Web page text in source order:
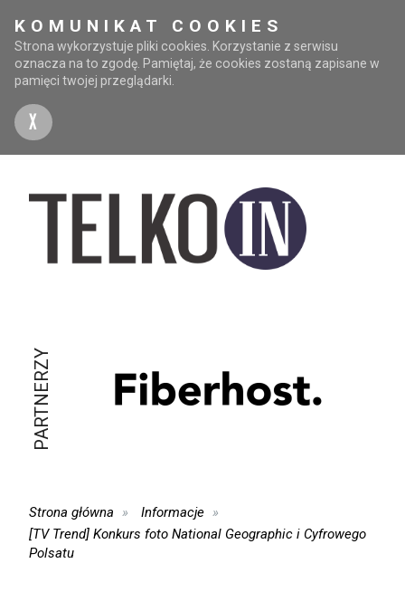
KOMUNIKAT COOKIES
Strona wykorzystuje pliki cookies. Korzystanie z serwisu
oznacza na to zgodę. Pamiętaj, że cookies zostaną zapisane w
pamięci twojej przeglądarki.
X
PARTNERZY
Strona główna
Informacje
[TV Trend] Konkurs foto National Geographic i Cyfrowego
Polsatu